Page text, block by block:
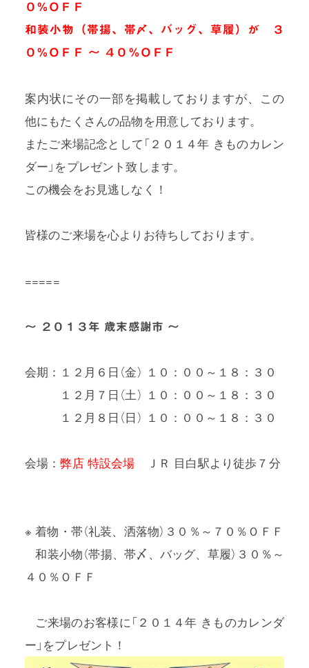
０％ＯＦＦ
和装小物（帯揚、帯〆、バッグ、草履）が ３
０％ＯＦＦ ～ ４０％ＯＦＦ
案内状にその一部を掲載しておりますが、この
他にもたくさんの品物を用意しております。
またご来場記念として「２０１４年 きものカレン
ダー」をプレゼント致します。
この機会をお見逃しなく！
皆様のご来場を心よりお待ちしております。
=====
～ ２０１３年 歳末感謝市 ～
会期：１２月６日（金） １０：００～１８：３０
１２月７日（土） １０：００～ １８：３ ０
１２月８日（日） １０：００～ １８：３ ０
会場：弊店 特設会場 ＪＲ 目白駅より徒歩７分
※ 着物・帯（礼装、洒落物）３０％～７０％ＯＦＦ
和装小物（帯揚、帯〆、バッグ、草履）３０％～
４０％ＯＦＦ
ご来場のお客様に「２０１４年 きものカレンダ
ー」をプレゼント！